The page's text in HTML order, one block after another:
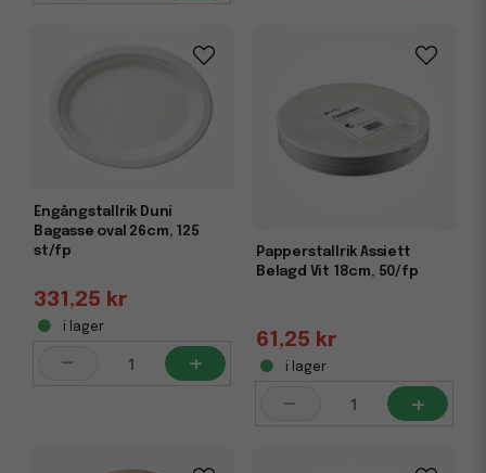
Engångstallrik Duni
Bagasse oval 26cm, 125
st/fp
331,25 kr
i lager
- +
Papperstallrik Assiett
Belagd Vit 18cm, 50/fp
61,25 kr
i lager
- +